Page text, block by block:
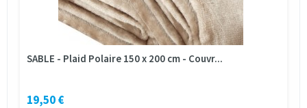
SABLE - Plaid Polaire 150 x 200 cm - Couvr...
19,50 €